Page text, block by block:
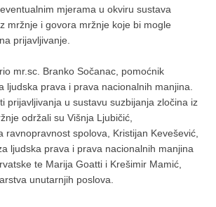
mjerama u okviru sustava
mržnje i govora mržnje koje bi mogle
prijavljivanje.
mr.sc. Branko Sočanac, pomoćnik
ljudska prava i prava nacionalnih manjina.
prijavljivanja u sustavu suzbijanja zločina iz
održali su Višnja Ljubičić,
ravnopravnost spolova, Kristijan Kevešević,
ljudska prava i prava nacionalnih manjina
te Marija Goatti i Krešimir Mamić,
unutarnjih poslova.